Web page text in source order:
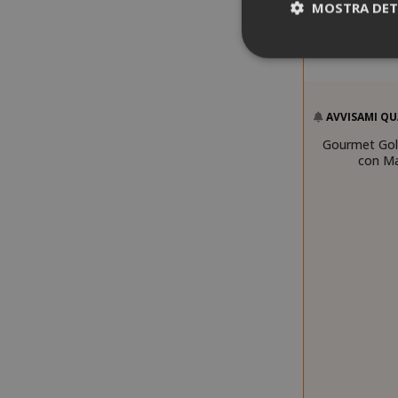
AVVISAMI
Gourmet
con
MOSTRA
dell'utente e la
strettamente